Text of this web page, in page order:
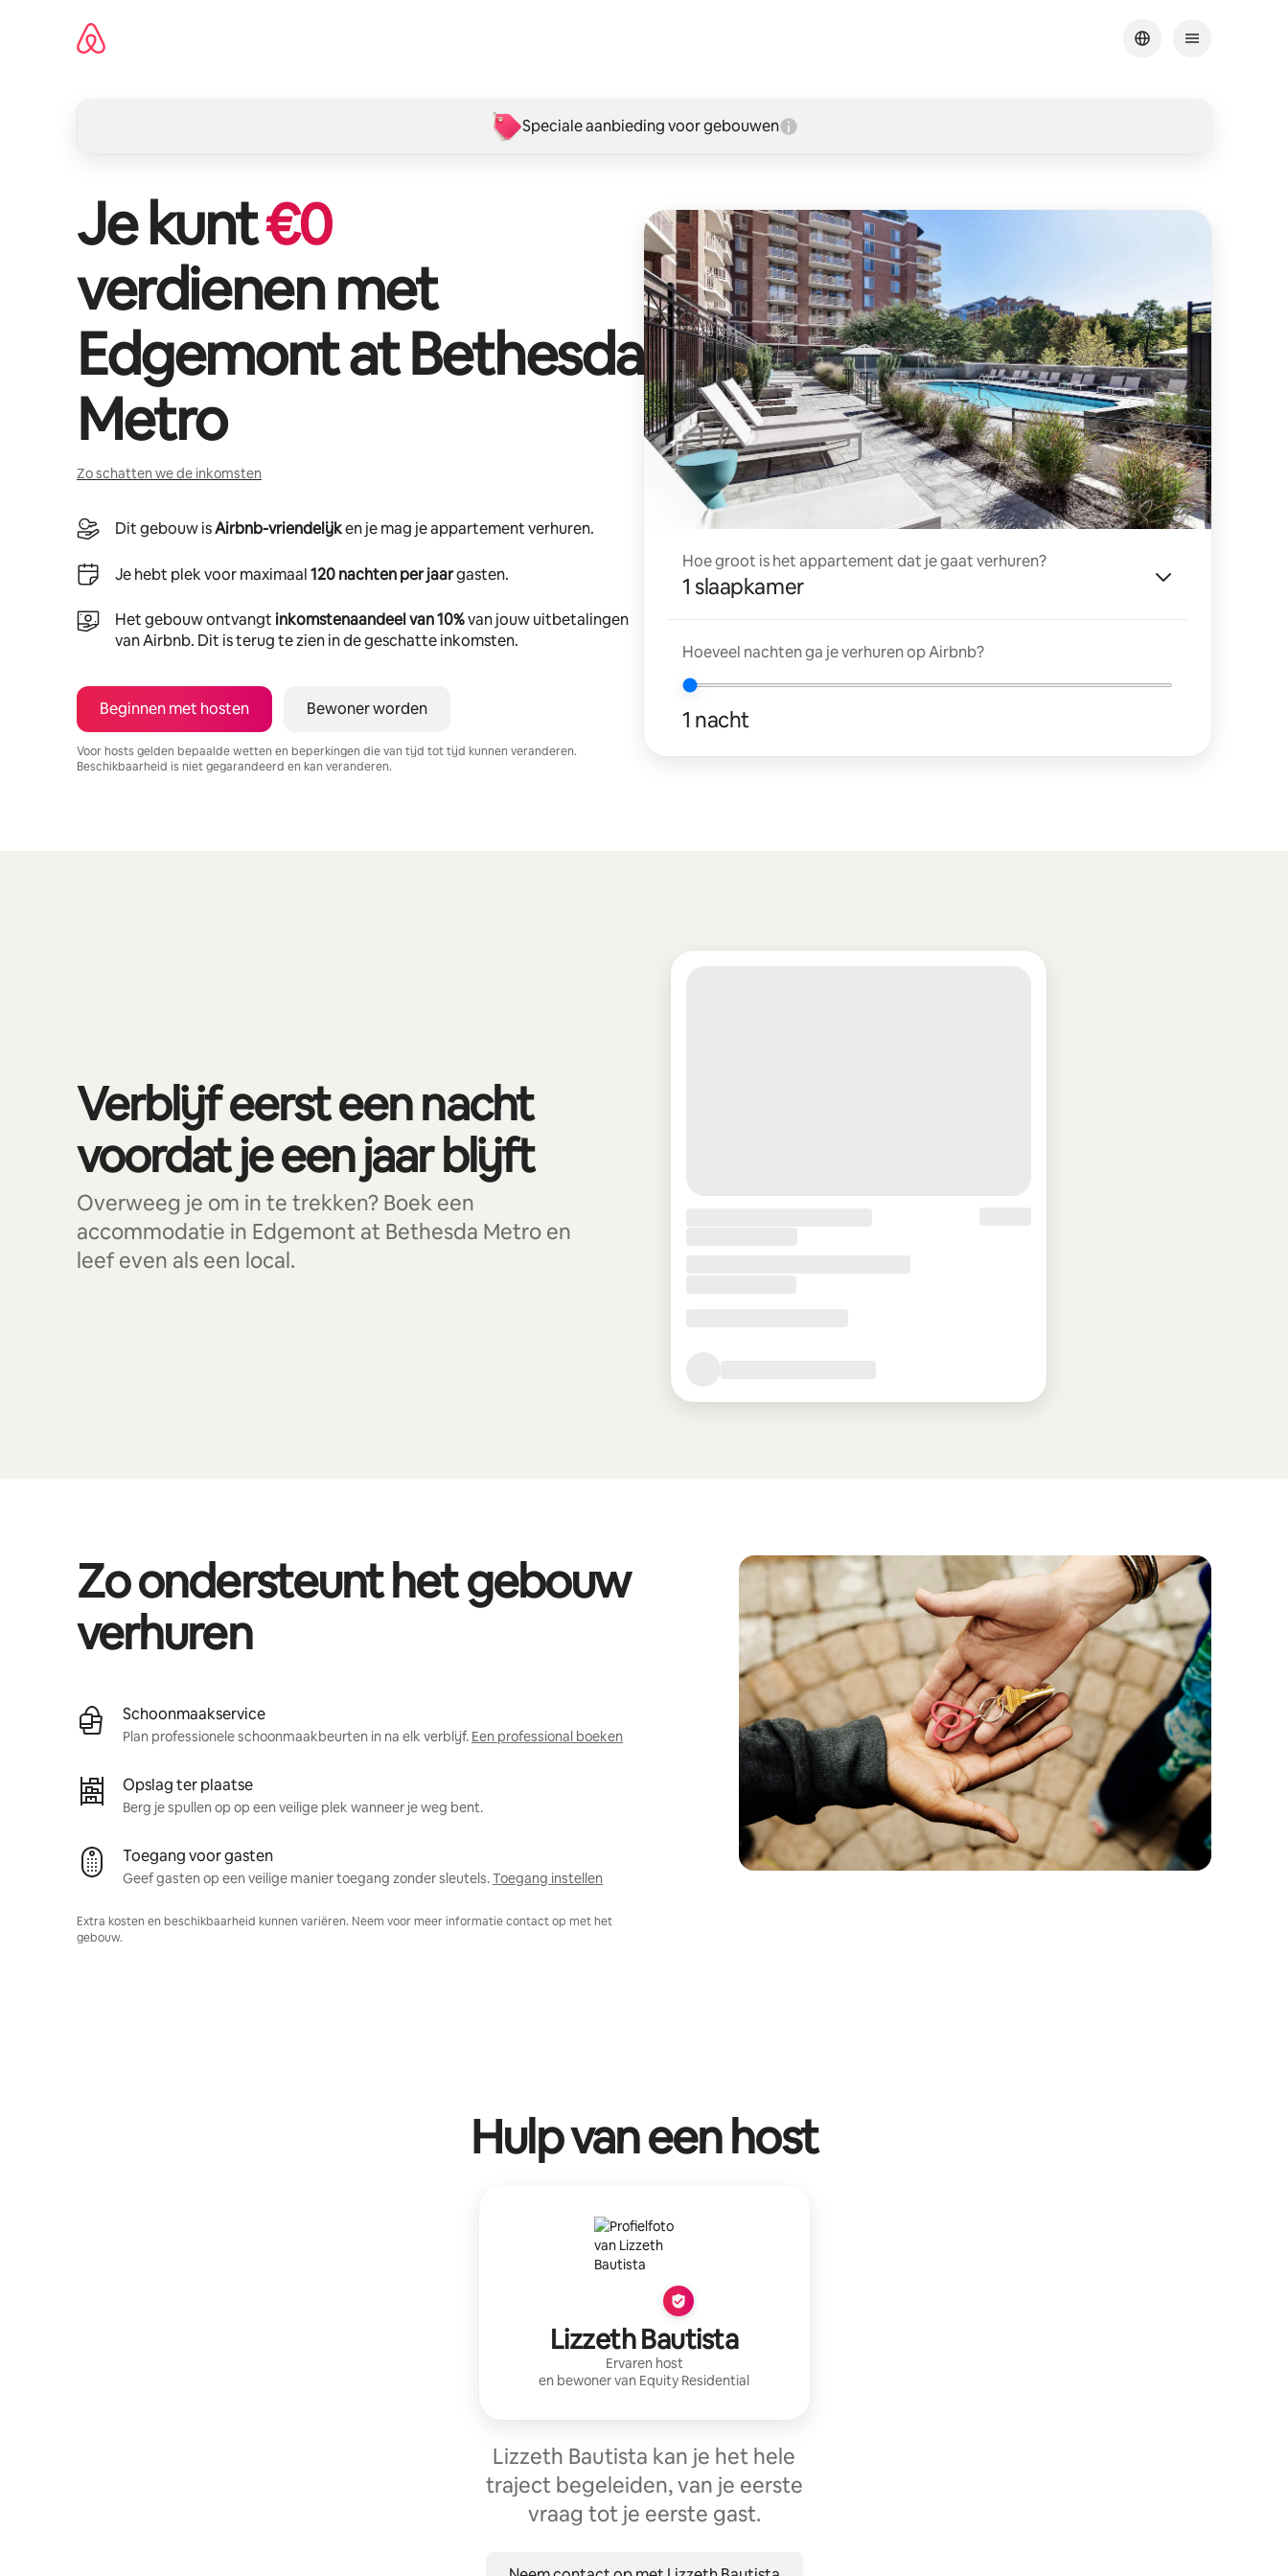
Speciale aanbieding voor gebouwen
Je kunt€0
verdienen met
Edgemont at Bethesda
Metro
Zo schatten we de inkomsten
Dit gebouw isAirbnb-vriendelijken je mag je appartement verhuren.
Je hebt plek voor maximaal120 nachten per jaargasten.
Het gebouw ontvangt inkomstenaandeel van 10%van jouw uitbetalingen
van Airbnb. Dit is terug te zien in de geschatte inkomsten.
Beginnen met hosten Bewoner worden
Voor hosts gelden bepaalde wetten en beperkingen die van tijd tot tijd kunnen veranderen.
Beschikbaarheid is niet gegarandeerd en kan veranderen.
Hoe groot is het appartement dat je gaat verhuren?
1 slaapkamer
Hoeveel nachten ga je verhuren op Airbnb?
1 nacht
Verblijf eerst een nacht
voordat je een jaar blijft
Overweeg je om in te trekken? Boek een
accommodatie in Edgemont at Bethesda Metro en
leef even als een local.
Zo ondersteunt het gebouw
verhuren
Schoonmaakservice
Plan professionele schoonmaakbeurten in na elk verblijf. Een professional boeken
Opslag ter plaatse
Berg je spullen op op een veilige plek wanneer je weg bent.
Toegang voor gasten
Geef gasten op een veilige manier toegang zonder sleutels.Toegang instellen
Extra kosten en beschikbaarheid kunnen variëren. Neem voor meer informatie contact op met het
gebouw.
Hulp van een host
Lizzeth Bautista
Ervaren host
en bewoner van Equity Residential
Lizzeth Bautista kan je het hele
traject begeleiden, van je eerste
vraag tot je eerste gast.